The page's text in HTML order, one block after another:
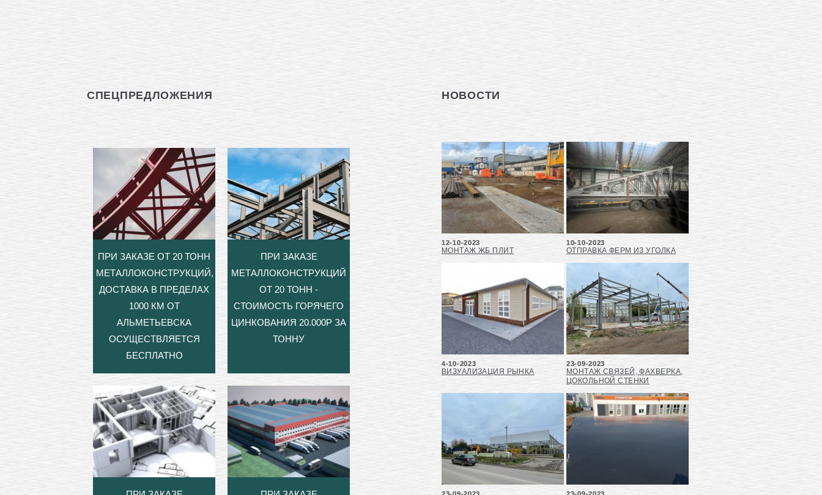
СПЕЦПРЕДЛОЖЕНИЯ
ПРИ ЗАКАЗЕ ОТ 20 ТОНН
МЕТАЛЛОКОНСТРУКЦИЙ,
ДОСТАВКА В ПРЕДЕЛАХ
1000 КМ ОТ
АЛЬМЕТЬЕВСКА
ОСУЩЕСТВЛЯЕТСЯ
БЕСПЛАТНО
ПРИ ЗАКАЗЕ
МЕТАЛЛОКОНСТРУКЦИЙ
ОТ 20 ТОНН -
СТОИМОСТЬ ГОРЯЧЕГО
ЦИНКОВАНИЯ 20.000Р ЗА
ТОННУ
НОВОСТИ
12-10-2023
МОНТАЖ ЖБ ПЛИТ
10-10-2023
ОТПРАВКА ФЕРМ ИЗ УГОЛКА
4-10-2023
ВИЗУАЛИЗАЦИЯ РЫНКА
23-09-2023
МОНТАЖ СВЯЗЕЙ, ФАХВЕРКА,
ЦОКОЛЬНОЙ СТЕНКИ